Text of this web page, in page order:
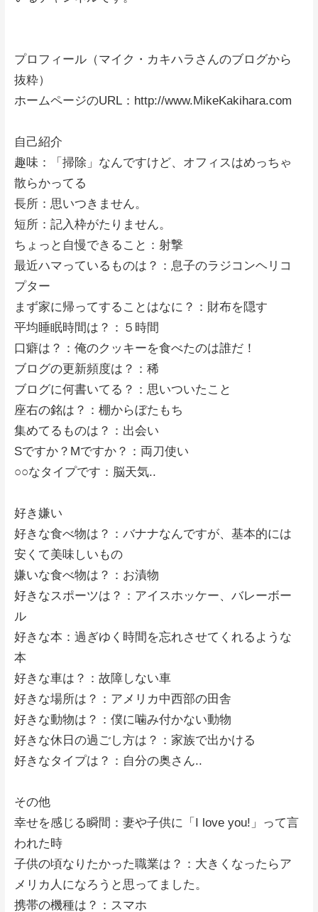
プロフィール（マイク・カキハラさんのブログから
抜粋）
ホームページのURL：http://www.MikeKakihara.com
自己紹介
趣味：「掃除」なんですけど、オフィスはめっちゃ
散らかってる
長所：思いつきません。
短所：記入枠がたりません。
ちょっと自慢できること：射撃
最近ハマっているものは？：息子のラジコンヘリコ
プター
まず家に帰ってすることはなに？：財布を隠す
平均睡眠時間は？：５時間
口癖は？：俺のクッキーを食べたのは誰だ！
ブログの更新頻度は？：稀
ブログに何書いてる？：思いついたこと
座右の銘は？：棚からぼたもち
集めてるものは？：出会い
Sですか？Mですか？：両刀使い
○○なタイプです：脳天気..
好き嫌い
好きな食べ物は？：バナナなんですが、基本的には
安くて美味しいもの
嫌いな食べ物は？：お漬物
好きなスポーツは？：アイスホッケー、バレーボー
ル
好きな本：過ぎゆく時間を忘れさせてくれるような
本
好きな車は？：故障しない車
好きな場所は？：アメリカ中西部の田舎
好きな動物は？：僕に噛み付かない動物
好きな休日の過ごし方は？：家族で出かける
好きなタイプは？：自分の奥さん..
その他
幸せを感じる瞬間：妻や子供に「I love you!」って言
われた時
子供の頃なりたかった職業は？：大きくなったらア
メリカ人になろうと思ってました。
携帯の機種は？：スマホ